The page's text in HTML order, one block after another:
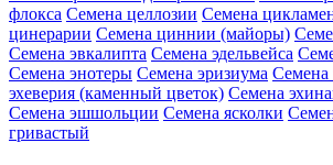
флокса Семена целлозии Семена
цинерарии Семена циннии (майоры)
Семена эвкалипта Семена эдельвейса
Семена энотеры Семена эризиума Семена
эхеверия (каменный цветок) Семена
Семена эшшольции Семена ясколки
гривастый